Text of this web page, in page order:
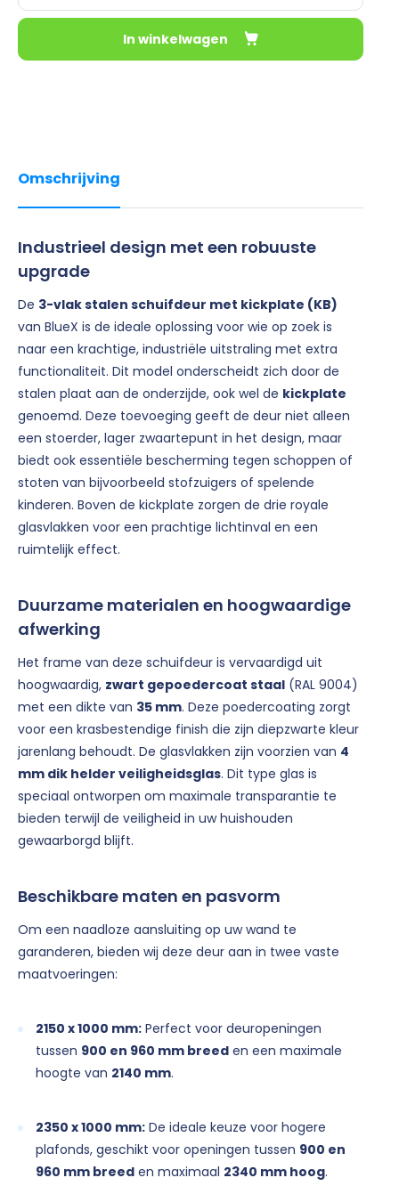
In winkelwagen
Omschrijving
Industrieel design met een robuuste
upgrade
De 3-vlak stalen schuifdeur met kickplate (KB)
van BlueX is de ideale oplossing voor wie op zoek is
naar een krachtige, industriële uitstraling met extra
functionaliteit. Dit model onderscheidt zich door de
stalen plaat aan de onderzijde, ook wel de kickplate
genoemd. Deze toevoeging geeft de deur niet alleen
een stoerder, lager zwaartepunt in het design, maar
biedt ook essentiële bescherming tegen schoppen of
stoten van bijvoorbeeld stofzuigers of spelende
kinderen. Boven de kickplate zorgen de drie royale
glasvlakken voor een prachtige lichtinval en een
ruimtelijk effect.
Duurzame materialen en hoogwaardige
afwerking
Het frame van deze schuifdeur is vervaardigd uit
hoogwaardig, zwart gepoedercoat staal (RAL 9004)
met een dikte van 35 mm. Deze poedercoating zorgt
voor een krasbestendige finish die zijn diepzwarte kleur
jarenlang behoudt. De glasvlakken zijn voorzien van 4
mm dik helder veiligheidsglas. Dit type glas is
speciaal ontworpen om maximale transparantie te
bieden terwijl de veiligheid in uw huishouden
gewaarborgd blijft.
Beschikbare maten en pasvorm
Om een naadloze aansluiting op uw wand te
garanderen, bieden wij deze deur aan in twee vaste
maatvoeringen:
2150 x 1000 mm: Perfect voor deuropeningen
tussen 900 en 960 mm breed en een maximale
hoogte van 2140 mm.
2350 x 1000 mm: De ideale keuze voor hogere
plafonds, geschikt voor openingen tussen 900 en
960 mm breed en maximaal 2340 mm hoog.